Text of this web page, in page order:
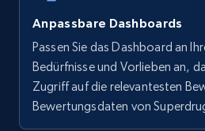
URL, Final price, Sku,
Specifications, Image urls,
more.
Anpassbare Dashboards
Passen Sie das Dashboard an
Bedürfnisse und Vorlieben an,
Zugriff auf die relevantesten
Bewertungsdaten von